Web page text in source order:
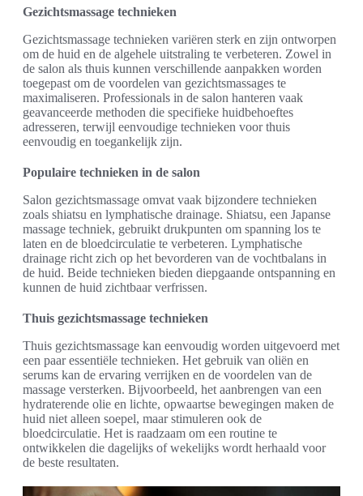
Gezichtsmassage technieken
Gezichtsmassage technieken variëren sterk en zijn ontworpen
om de huid en de algehele uitstraling te verbeteren. Zowel in
de salon als thuis kunnen verschillende aanpakken worden
toegepast om de voordelen van gezichtsmassages te
maximaliseren. Professionals in de salon hanteren vaak
geavanceerde methoden die specifieke huidbehoeftes
adresseren, terwijl eenvoudige technieken voor thuis
eenvoudig en toegankelijk zijn.
Populaire technieken in de salon
Salon gezichtsmassage omvat vaak bijzondere technieken
zoals shiatsu en lymphatische drainage. Shiatsu, een Japanse
massage techniek, gebruikt drukpunten om spanning los te
laten en de bloedcirculatie te verbeteren. Lymphatische
drainage richt zich op het bevorderen van de vochtbalans in
de huid. Beide technieken bieden diepgaande ontspanning en
kunnen de huid zichtbaar verfrissen.
Thuis gezichtsmassage technieken
Thuis gezichtsmassage kan eenvoudig worden uitgevoerd met
een paar essentiële technieken. Het gebruik van oliën en
serums kan de ervaring verrijken en de voordelen van de
massage versterken. Bijvoorbeeld, het aanbrengen van een
hydraterende olie en lichte, opwaartse bewegingen maken de
huid niet alleen soepel, maar stimuleren ook de
bloedcirculatie. Het is raadzaam om een routine te
ontwikkelen die dagelijks of wekelijks wordt herhaald voor
de beste resultaten.